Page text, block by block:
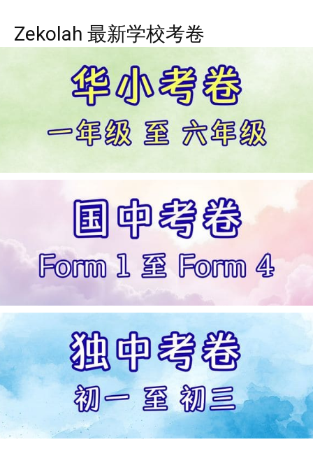
Zekolah 最新学校考卷